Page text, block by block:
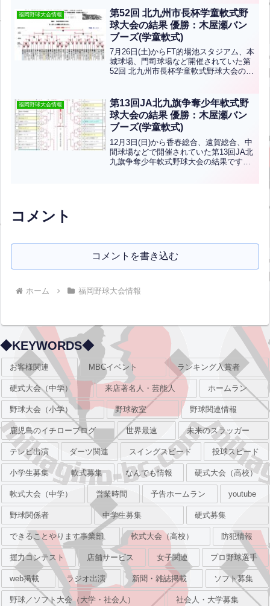
青山少年です！おめでとうございます！
福岡野球大会情報
第52回 北九州市長杯学童軟式野
球大会の結果 優勝：木屋瀬バン
ブーズ(学童軟式)
7月26日(土)からFT的場池スタジアム、本
城球場、門司球場など開催されていた第
52回 北九州市長杯学童軟式野球大会の結
す！
福岡野球大会情報
第13回JA北九旗争奪少年軟式野
球大会の結果 優勝：木屋瀬バン
ブーズ(学童軟式)
12月3日(日)から香春総合、遠賀総合、中
間球場などで開催されていた第13回JA北
九旗争奪少年軟式野球大会の結果です。
コメント
コメントを書き込む
ホーム 福岡野球大会情報
◆KEYWORDS◆
お客様関連 MBCイベント ランキング入賞者
硬式大会（中学） 来店著名人・芸能人 ホームラン
野球大会（小学） 野球教室 野球関連情報
鹿児島のイチローブログ 世界最速 未来のスラッガー
テレビ出演 ダーツ関連 スイングスピード 投球スピード
小学生募集 軟式募集 なんでも情報 硬式大会（高校）
軟式大会（中学） 営業時間 予告ホームラン youtube
野球関係者 中学生募集 硬式募集
できることやります事業部 軟式大会（高校） 防犯情報
握力コンテスト 店舗サービス 女子関連 プロ野球選手
web掲載 ラジオ出演 新聞・雑誌掲載 ソフト募集
野球／ソフト大会（大学・社会人） 社会人・大学募集